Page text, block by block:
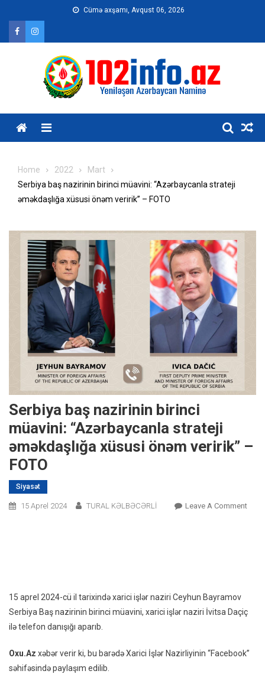
content
Cümə axşamı, Avqust 06, 2026
Home 2022
Mart
Serbiya baş nazirinin birinci müavini: “Azərbaycanla strateji
əməkdaşlığa xüsusi önəm veririk” – FOTO
Serbiya baş nazirinin birinci
müavini: “Azərbaycanla strateji
əməkdaşlığa xüsusi önəm veririk” –
FOTO
Siyasət
15 Aprel 2024 TURAL KƏLBƏCƏRLİ Leave A CommentOn
15 aprel 2024-cü il tarixində xarici işlər naziri Ceyhun Bayramov
Serbiya Baş nazirinin birinci müavini, xarici işlər naziri İvitsa Daçiç
ilə telefon danışığı aparıb.
Oxu.Az xəbər verir ki, bu barədə Xarici İşlər Nazirliyinin “Facebook”
səhifəsində paylaşım edilib.